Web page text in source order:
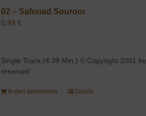
02 – Safouad Sourour
0,99€
Single Track (4:39 Min.) © Copyright 2001
reserved
In den Warenkorb Details